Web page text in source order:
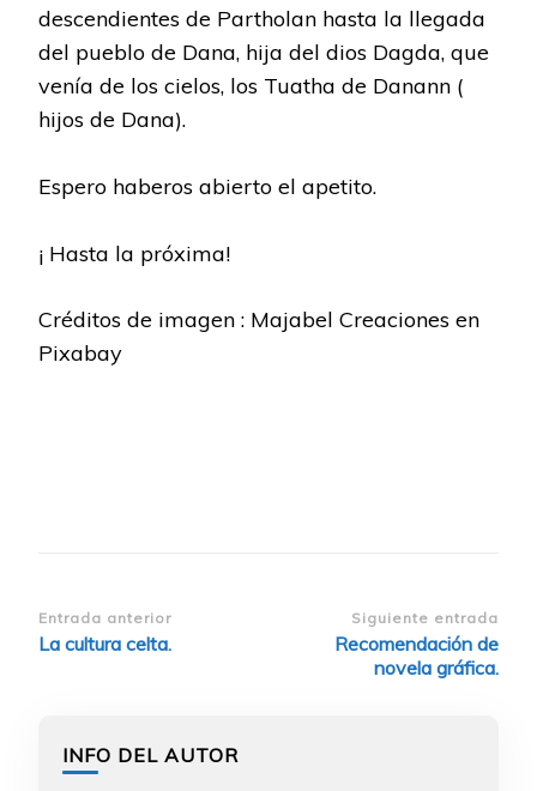
descendientes de Partholan hasta la llegada
del pueblo de Dana, hija del dios Dagda, que
venía de los cielos, los Tuatha de Danann (
hijos de Dana).
Espero haberos abierto el apetito.
¡ Hasta la próxima!
Créditos de imagen : Majabel Creaciones en
Pixabay
Navegación
de
Entrada anterior
La cultura celta.
Siguiente entrada
Recomendación de
novela gráfica.
INFO DEL AUTOR